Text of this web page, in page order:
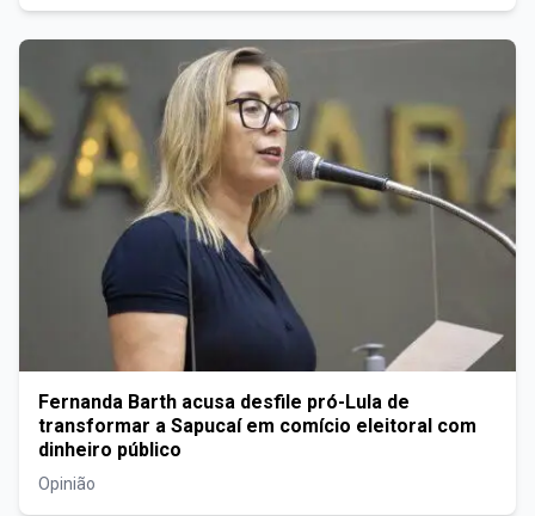
Fernanda Barth acusa desfile pró-Lula de
transformar a Sapucaí em comício eleitoral com
dinheiro público
Opinião